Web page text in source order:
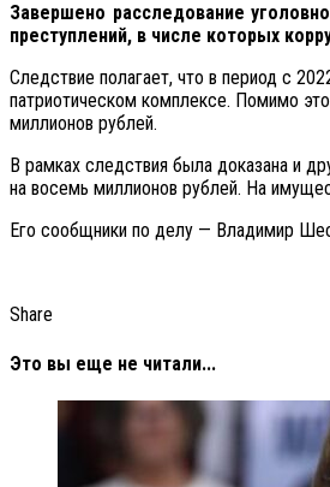
Завершено расследование
преступлений, в числе которых
Следствие полагает, что в период с
патриотическом комплексе. Помимо
миллионов рублей.
В рамках следствия была доказана и
на восемь миллионов рублей. На
Его сообщники по делу — Владимир
Share
Это вы еще не читали...